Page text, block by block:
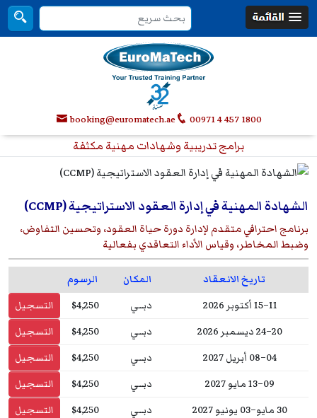
00971 4 457 1800
booking@euromatech.ae
برامج تدريبية وشهادات مهنية مكثفة
الشهادة المهنية في إدارة العقود الاستراتيجية (CCMP)
برنامج احترافي متقدم لإدارة دورة حياة العقود، وتحسين التفاوض،
وضبط المخاطر، وقياس الأداء التعاقدي بفعالية
تاريخ الانعقاد المكان
الرسوم
11–15 أكتوبر 2026
دبــي $4,250
التسجيل
20–24 ديسمبر 2026
دبــي $4,250
التسجيل
04–08 أبريل 2027
دبــي $4,250
التسجيل
09–13 مايو 2027
دبــي $4,250
التسجيل
30 مايو–03 يونيو 2027
دبــي $4,250
التسجيل